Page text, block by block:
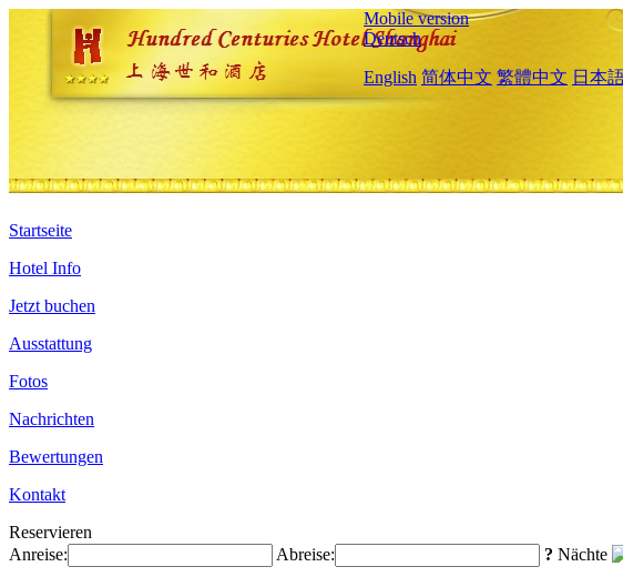
Mobile version
Deutsch
English 简体中文 繁體中文 日本
Startseite
Hotel Info
Jetzt buchen
Ausstattung
Fotos
Nachrichten
Bewertungen
Kontakt
Reservieren
Anreise:
Abreise: ? Nächte